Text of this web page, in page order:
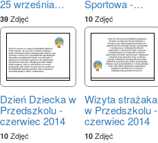
25 września…
39 Zdjęć
Sportowa -…
10 Zdjęć
Dzień Dziecka w
Przedszkolu -
czerwiec 2014
10 Zdjęć
Wizyta strażaka
w Przedszkolu -
czerwiec 2014
10 Zdjęć